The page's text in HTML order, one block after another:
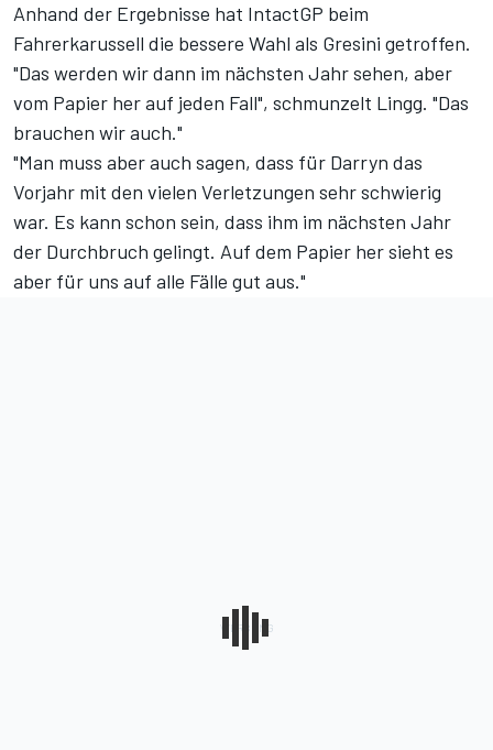
Anhand der Ergebnisse hat IntactGP beim
Fahrerkarussell die bessere Wahl als Gresini getroffen.
"Das werden wir dann im nächsten Jahr sehen, aber
vom Papier her auf jeden Fall", schmunzelt Lingg. "Das
brauchen wir auch."
"Man muss aber auch sagen, dass für Darryn das
Vorjahr mit den vielen Verletzungen sehr schwierig
war. Es kann schon sein, dass ihm im nächsten Jahr
der Durchbruch gelingt. Auf dem Papier her sieht es
aber für uns auf alle Fälle gut aus."